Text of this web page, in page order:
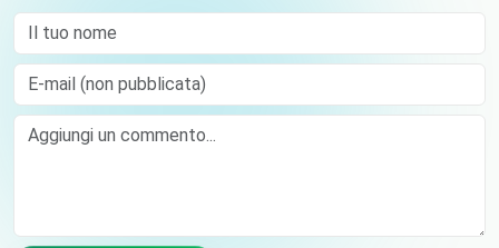
Il tuo nome
E-mail (non pubblicata)
Comment